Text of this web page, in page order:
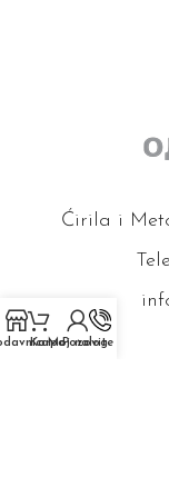
Ćirila i
KorpaMoj nalog
Pozovite nas